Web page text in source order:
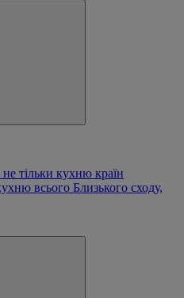
тільки кухню країн
всього Близького сходу,